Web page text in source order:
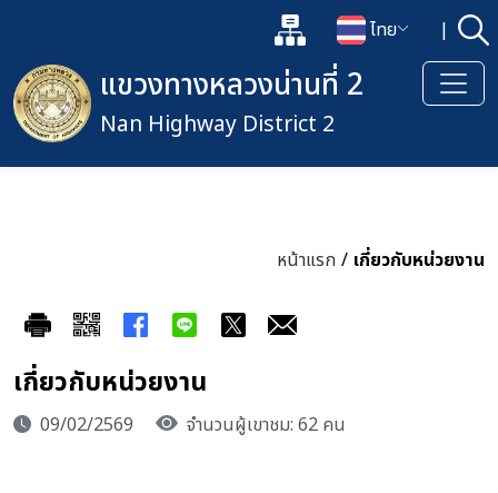
แผนผังเว็บไซต์
เปลี่ยนภาษา
ไทย | ค้
เปิดกล่องค้นหาข้อมูลหลักของเ
แขวงทางหลวงน่านที่ 2
Nan Highway District 2
หน้าแรก / เกี่ยวกับหน่วยงาน
เกี่ยวกับหน่วยงาน
09/02/2569 จำนวนผู้เขาชม: 62 คน